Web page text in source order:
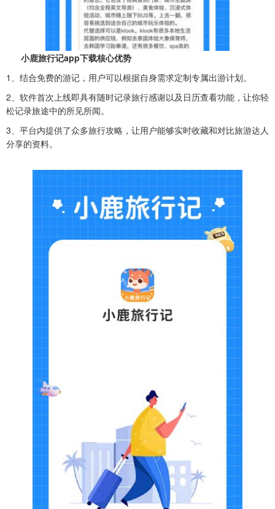
小鹿旅行记app下载核心优势
1、结合免费的游记，用户可以根据自身需求定制专属出游计划。
2、软件首次上线即具有随时记录旅行感谢以及日历查看功能，让你轻
松记录旅途中的所见所闻。
3、平台内提供了众多旅行攻略，让用户能够实时收藏和对比旅游达人
分享的资料。